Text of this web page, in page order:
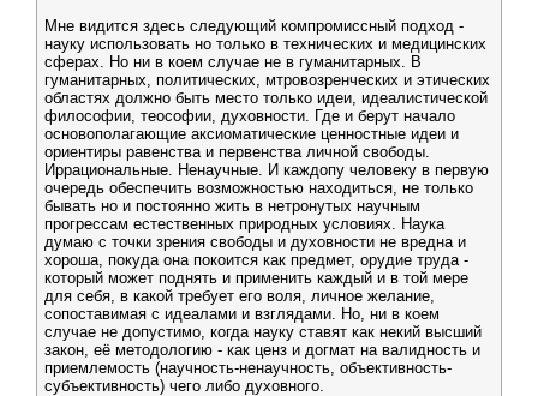
Мне видится здесь следующий компромиссный подход -
науку использовать но только в технических и медицинских
сферах. Но ни в коем случае не в гуманитарных. В
гуманитарных, политических, мтровозренческих и этических
областях должно быть место только идеи, идеалистической
философии, теософии, духовности. Где и берут начало
основополагающие аксиоматические ценностные идеи и
ориентиры равенства и первенства личной свободы.
Иррациональные. Ненаучные. И каждопу человеку в первую
очередь обеспечить возможностью находиться, не только
бывать но и постоянно жить в нетронутых научным
прогрессам естественных природных условиях. Наука
думаю с точки зрения свободы и духовности не вредна и
хороша, покуда она покоится как предмет, орудие труда -
который может поднять и применить каждый и в той мере
для себя, в какой требует его воля, личное желание,
сопоставимая с идеалами и взглядами. Но, ни в коем
случае не допустимо, когда науку ставят как некий высший
закон, её методологию - как ценз и догмат на валидность и
приемлемость (научность-ненаучность, объективность-
субъективность) чего либо духовного.